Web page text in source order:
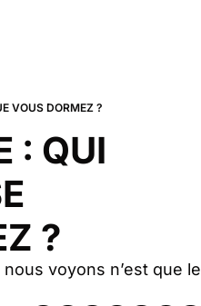
VOUS DORMEZ ?
: QUI
?
voyons n’est que le